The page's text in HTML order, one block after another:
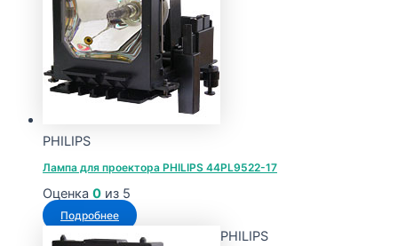
PHILIPS
Лампа для проектора PHILIPS 44PL9522-17
Оценка 0 из 5
Подробнее
PHILIPS